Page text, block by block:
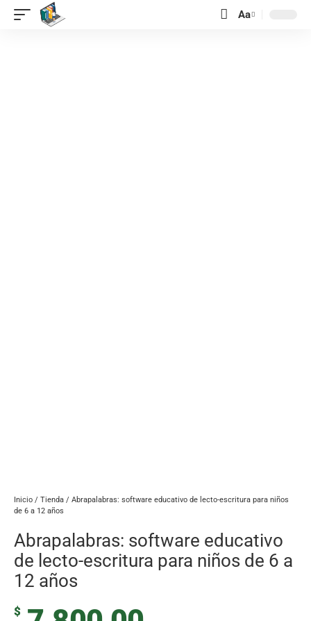
contenido Aa
Inicio / Tienda / Abrapalabras: software educativo de lecto-escritura para niños
de 6 a 12 años
Abrapalabras: software educativo
de lecto-escritura para niños de 6 a
12 años
$